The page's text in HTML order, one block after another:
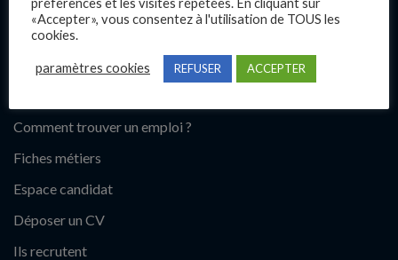
Contact
Comment trouver un emploi ?
Fiches métiers
Espace candidat
Déposer un CV
Ils recrutent
«Accepter», vous consentez à l'utilisation de TOUS les
cookies.
paramètres cookies REFUSER ACCEPTER